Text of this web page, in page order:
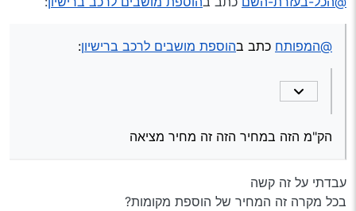
@המפותחכתב בהוספת מושבים לרכב
מרצדת ויטו מנכה שברישיון יש רק
מה העליות?
@המפותח כתב בהוספת מושבים לרכב ברישיון:
הק"מ הזה במחיר הזה זה מחיר מציאה
עבדתי על זה קשה
בכל מקרה זה המחיר של הוספת מקומות?